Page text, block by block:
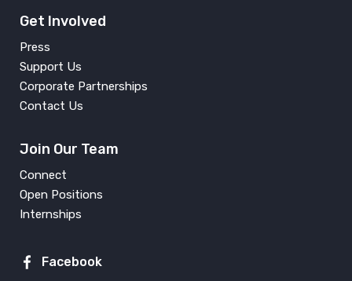
Get Involved
Press
Support Us
Corporate Partnerships
Contact Us
Join Our Team
Connect
Open Positions
Internships
Facebook